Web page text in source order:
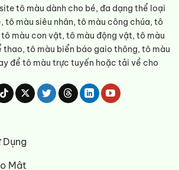
tô màu dành cho bé, đa dạng thể loại
tô màu siêu nhân, tô màu công chúa, tô
tô màu con vật, tô màu động vật, tô màu
tô màu biển báo gaio thông, tô màu
để tô màu trực tuyến hoặc tải về cho
Dụng
Mật